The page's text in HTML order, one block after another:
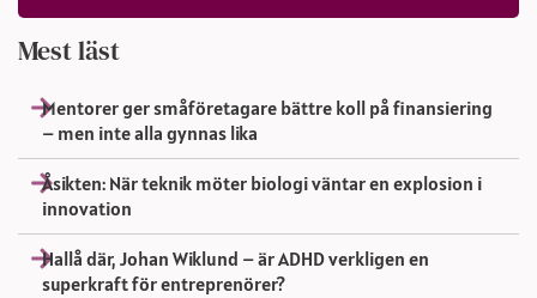
Mest läst
Mentorer ger småföretagare bättre koll på finansiering
– men inte alla gynnas lika
Åsikten: När teknik möter biologi väntar en explosion i
innovation
Hallå där, Johan Wiklund – är ADHD verkligen en
superkraft för entreprenörer?